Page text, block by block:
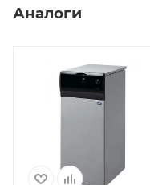
Аналоги